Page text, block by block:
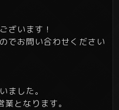
ざいます！
でお問い合わせください
ました。
となります。